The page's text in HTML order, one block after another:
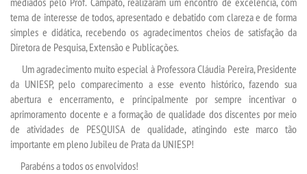
tema de interesse de todos, apresentado e debatido com clareza e de forma
simples e didática, recebendo os agradecimentos cheios de satisfação da
Diretora de Pesquisa, Extensão e Publicações.
Um agradecimento muito especial à Professora Cláudia Pereira, Presidente
da UNIESP, pelo comparecimento a esse evento histórico, fazendo sua
abertura e encerramento, e principalmente por sempre incentivar o
aprimoramento docente e a formação de qualidade dos discentes por meio
de atividades de PESQUISA de qualidade, atingindo este marco tão
importante em pleno Jubileu de Prata da UNIESP!
Parabéns a todos os envolvidos!